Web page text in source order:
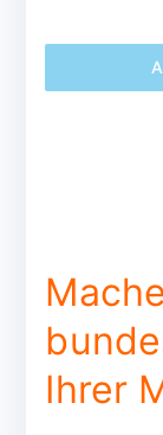
Ihrer